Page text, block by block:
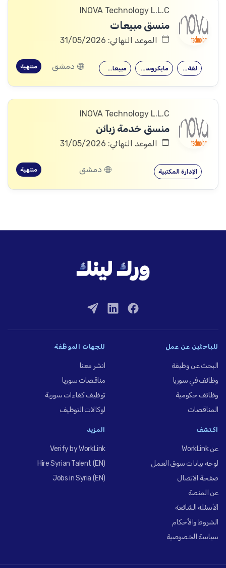
INOVA Technology L.L.C
منسق مبيعات
الموعد النهائي: 31/05/2026
مبيعات (متوسط) مايكروسوفت أوفيس لغة إنكليزية دمشق منتهية
INOVA Technology L.L.C
منسق خدمة زبائن
الموعد النهائي: 31/05/2026
الإدارة المكتبية دمشق منتهية
للباحثين عن عمل
البحث عن وظيفة
وظائف في سوريا
وظائف حكومية
المناقصات
للجهات الموظِّفة
انشر معنا
مناقصات سوريا
توظيف كفاءات سورية
لوكالات التوظيف
اكتشف
عن WorkLink
لوحة بيانات سوق العمل
صفحة الاتصال
عن المنصة
الأسئلة الشائعة
الشروط والأحكام
سياسة الخصوصية
المزيد
Verify by WorkLink
Hire Syrian Talent (EN)
Jobs in Syria (EN)